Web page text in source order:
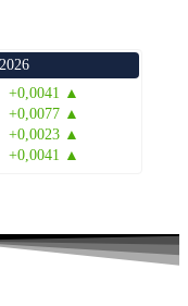
+0,0041 ▲
+0,0077 ▲
+0,0023 ▲
+0,0041 ▲